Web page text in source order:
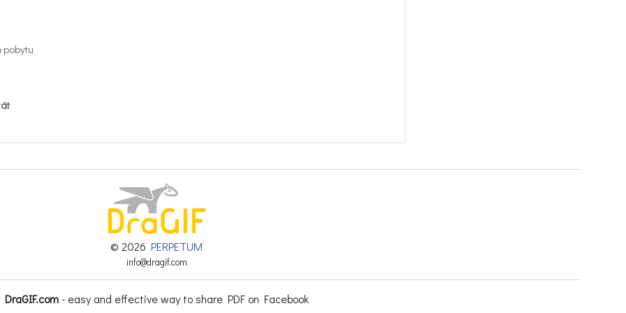
osoba) alebo sídlo (právnická osoba)
© 2026 PERPETUM
info@dragif.com
DraGIF.com- easy and effective way to share PDF on Facebook